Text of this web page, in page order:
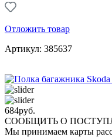
Отложить товар
Артикул: 385637
684руб.
СООБЩИТЬ О
Мы принимаем карты